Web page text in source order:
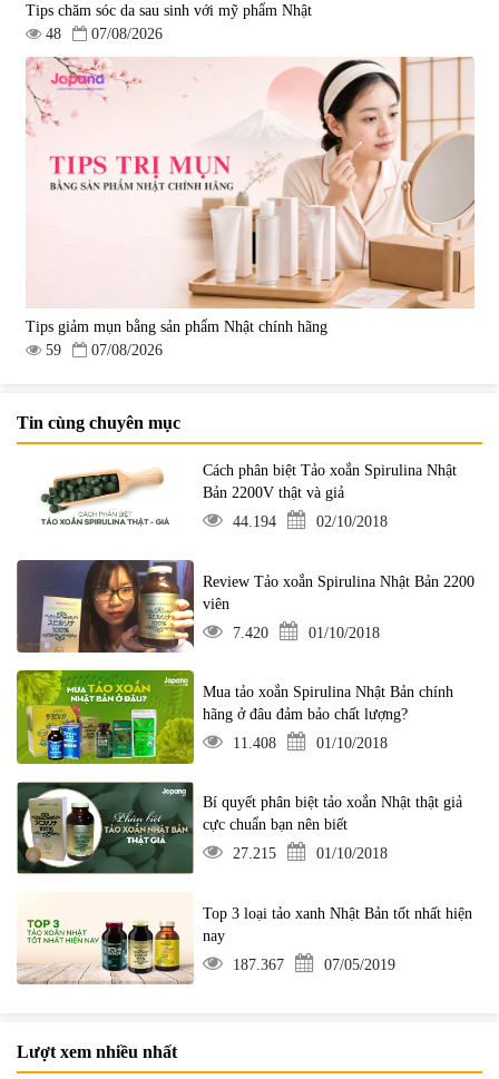
Tips chăm sóc da sau sinh với mỹ phẩm Nhật
48
07/08/2026
Tips giảm mụn bằng sản phẩm Nhật chính hãng
59
07/08/2026
Tin cùng chuyên mục
Cách phân biệt Tảo xoắn Spirulina Nhật
Bản 2200V thật và giả
44.194
02/10/2018
Review Tảo xoắn Spirulina Nhật Bản 2200
viên
7.420
01/10/2018
Mua tảo xoắn Spirulina Nhật Bản chính
hãng ở đâu đảm bảo chất lượng?
11.408
01/10/2018
Bí quyết phân biệt tảo xoắn Nhật thật giả
cực chuẩn bạn nên biết
27.215
01/10/2018
Top 3 loại tảo xanh Nhật Bản tốt nhất hiện
nay
187.367
07/05/2019
Lượt xem nhiều nhất